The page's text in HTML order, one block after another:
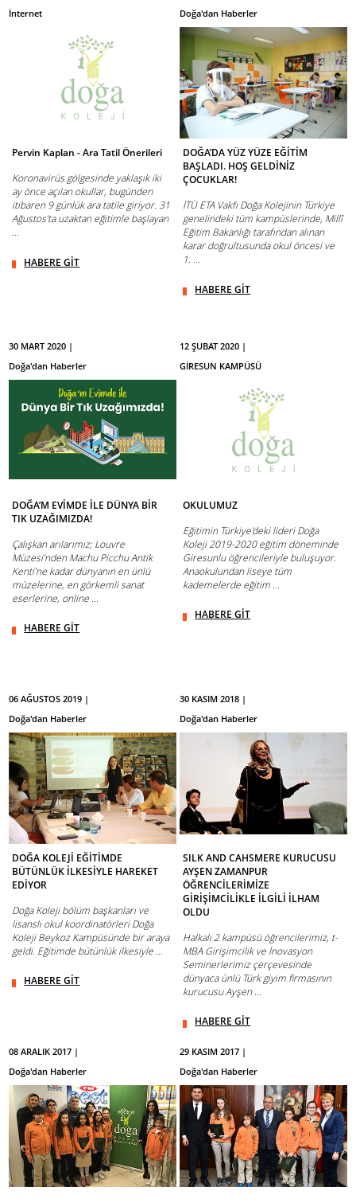
İnternet
Pervin Kaplan - Ara Tatil Önerileri
Koronavirüs gölgesinde yaklaşık iki
ay önce açılan okullar, bugünden
itibaren 9 günlük ara tatile giriyor. 31
Ağustos’ta uzaktan eğitimle başlayan
...
HABERE GİT
Doğa'dan Haberler
DOĞA’DA YÜZ YÜZE EĞİTİM
BAŞLADI. HOŞ GELDİNİZ
ÇOCUKLAR!
İTÜ ETA Vakfı Doğa Kolejinin Türkiye
genelindeki tüm kampüslerinde, Millî
Eğitim Bakanlığı tarafından alınan
karar doğrultusunda okul öncesi ve
1. ...
HABERE GİT
30 MART 2020 |
Doğa'dan Haberler
DOĞA’M EVİMDE İLE DÜNYA BİR
TIK UZAĞIMIZDA!
Çalışkan arılarımız; Louvre
Müzesi'nden Machu Picchu Antik
Kenti’ne kadar dünyanın en ünlü
müzelerine, en görkemli sanat
eserlerine, online ...
HABERE GİT
12 ŞUBAT 2020 |
GİRESUN KAMPÜSÜ
OKULUMUZ
Eğitimin Türkiye'deki lideri Doğa
Koleji 2019-2020 eğitim döneminde
Giresunlu öğrencileriyle buluşuyor.
Anaokulundan liseye tüm
kademelerde eğitim ...
HABERE GİT
06 AĞUSTOS 2019 |
Doğa'dan Haberler
DOĞA KOLEJİ EĞİTİMDE
BÜTÜNLÜK İLKESİYLE HAREKET
EDİYOR
Doğa Koleji bölüm başkanları ve
lisanslı okul koordinatörleri Doğa
Koleji Beykoz Kampüsünde bir araya
geldi. Eğitimde bütünlük ilkesiyle ...
HABERE GİT
30 KASIM 2018 |
Doğa'dan Haberler
SILK AND CAHSMERE KURUCUSU
AYŞEN ZAMANPUR
ÖĞRENCİLERİMİZE
GİRİŞİMCİLİKLE İLGİLİ İLHAM
OLDU
Halkalı 2 kampüsü öğrencilerimiz, t-
MBA Girişimcilik ve İnovasyon
Seminerlerimiz çerçevesinde
dünyaca ünlü Türk giyim firmasının
kurucusu Ayşen ...
HABERE GİT
08 ARALIK 2017 |
Doğa'dan Haberler
29 KASIM 2017 |
Doğa'dan Haberler